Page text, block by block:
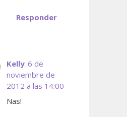
Responder
Kelly 6 de
noviembre de
2012 a las 14:00
Nas!